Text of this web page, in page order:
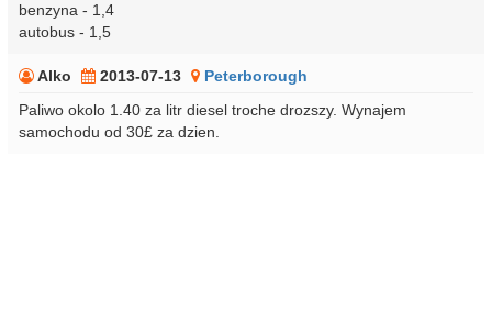
benzyna - 1,4
autobus - 1,5
Alko 2013-07-13
Peterborough
Paliwo okolo 1.40 za litr diesel troche drozszy. Wynajem
samochodu od 30£ za dzien.